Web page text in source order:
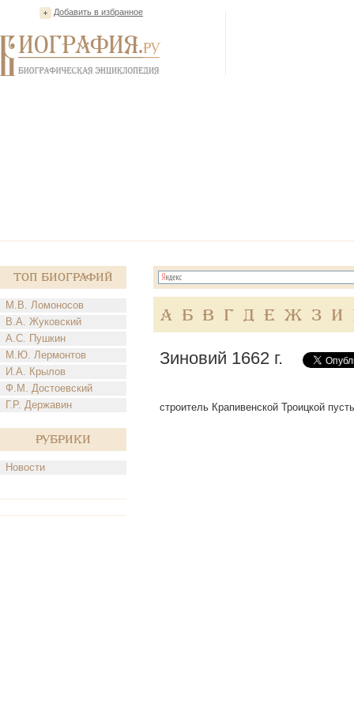
Добавить в избранное
Топ Биографий
М.В. Ломоносов
В.А. Жуковский
А.С. Пушкин
М.Ю. Лермонтов
И.А. Крылов
Ф.М. Достоевский
Г.Р. Державин
Рубрики
Новости
А Б В Г Д Е Ж З И
Зиновий 1662 г.
строитель Крапивенской Троицкой